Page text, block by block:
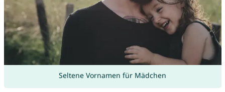
Seltene Vornamen für Mädchen